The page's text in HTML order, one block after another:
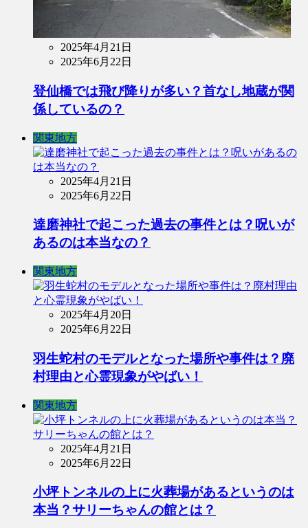
2025年4月21日
2025年6月22日
登仙橋では飛び降りが多い？首なし地蔵が関
係しているの？
関東地方
2025年4月21日
2025年6月22日
達磨神社で起こった過去の事件とは？呪いが
あるのは本当なの？
関東地方
2025年4月20日
2025年6月22日
羽生蛇村のモデルとなった場所や事件は？廃
村理由と心霊現象がやばい！
関東地方
2025年4月21日
2025年6月22日
小坪トンネルの上に火葬場があるというのは
本当？サリーちゃんの館とは？